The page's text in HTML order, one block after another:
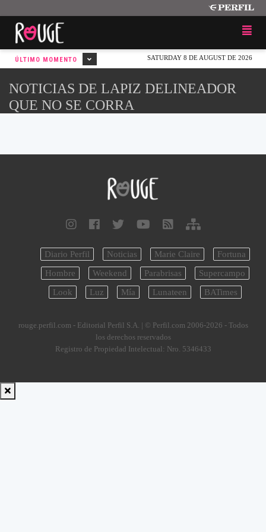
SATURDAY 8 DE AUGUST DE 2026
ÚLTIMO MOMENTO
NOTICIAS DE LAPIZ DELINEADOR
QUE NO SE CORRA
Diario Perfil Noticias Marie Claire
Fortuna
Hombre
Weekend Parabrisas
Supercampo
Look
Luz Mía Lunateen BATimes
rouge.perfil.com - Editorial Perfil S.A. | © Perfil.com 2006-2026 - Todos
los derechos reservados
Registro de Propiedad Intelectual: Nro. 5346433